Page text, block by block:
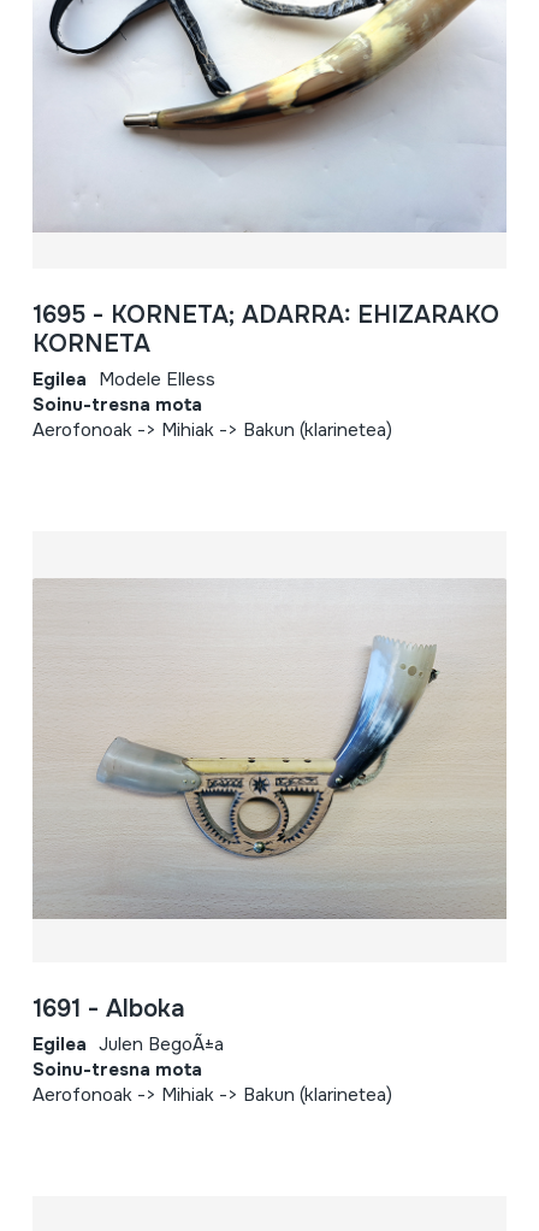
1695 - KORNETA; ADARRA: EHIZARAKO
KORNETA
Egilea Modele Elless
Soinu-tresna mota
Aerofonoak -> Mihiak -> Bakun (klarinetea)
1691 - Alboka
Egilea Julen BegoÃ±a
Soinu-tresna mota
Aerofonoak -> Mihiak -> Bakun (klarinetea)